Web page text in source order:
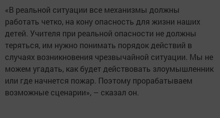
«В реальной ситуации все механизмы должны
работать четко, на кону опасность для жизни наших
детей. Учителя при реальной опасности не должны
теряться, им нужно понимать порядок действий в
случаях возникновения чрезвычайной ситуации. Мы не
можем угадать, как будет действовать злоумышленник
или где начнется пожар. Поэтому прорабатываем
возможные сценарии», – сказал он.